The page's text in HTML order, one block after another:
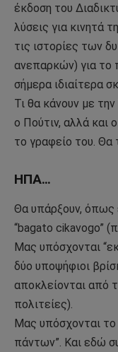
έκδοση του
λύσεις για κινητά
τις ιστορίες των
ανεπαρκών) για το
σήμερα ιδιαίτερα
Τι θα κάνουν με
ο Πούτιν, αλλά και
το γραφείο του. Θα
ΗΠΑ…
Θα υπάρξουν, όπως
“bagato cikavogo”
Μας υπόσχονται
δύο υποψήφιοι
αποκλείονται από
πολιτείες).
Μας υπόσχονται
πάντων”. Και εδώ